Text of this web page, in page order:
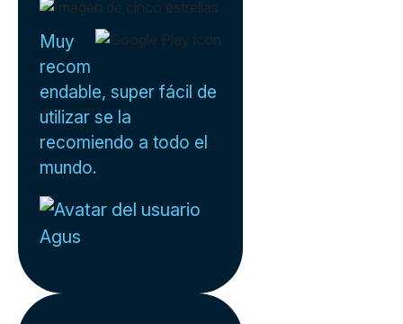
Muy
recom
endable, super fácil de
utilizar se la
recomiendo a todo el
mundo.
Agus